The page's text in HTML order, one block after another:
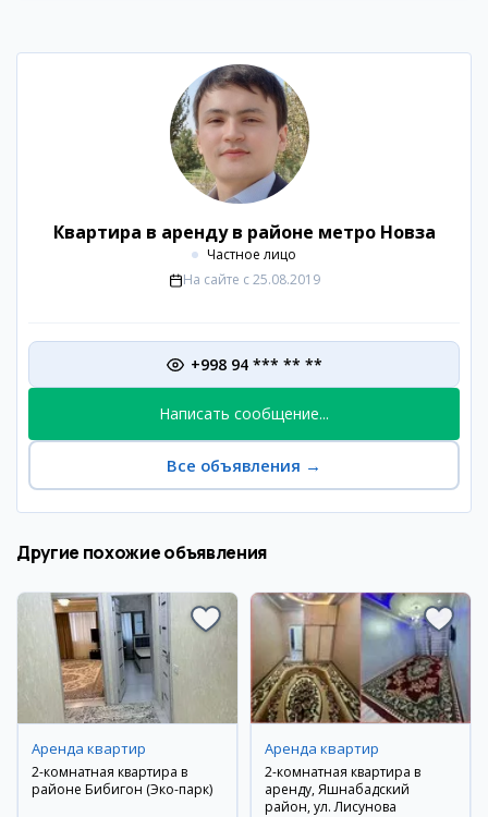
Квартира в аренду в районе метро Новза
Частное лицо
На сайте с 25.08.2019
+998 94 *** ** **
Написать сообщение...
Все объявления →
Другие похожие объявления
Аренда квартир
2-комнатная квартира в
районе Бибигон (Эко-парк)
Аренда квартир
2-комнатная квартира в
аренду, Яшнабадский
район, ул. Лисунова